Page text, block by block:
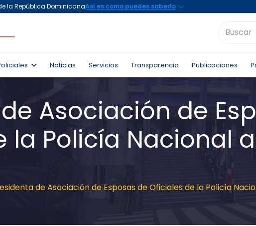
Noticias Servicios Transparencia Publicaciones
Asociación de
la Policía Nacional
de Asociación de Esposas de Oficiales de la Policía